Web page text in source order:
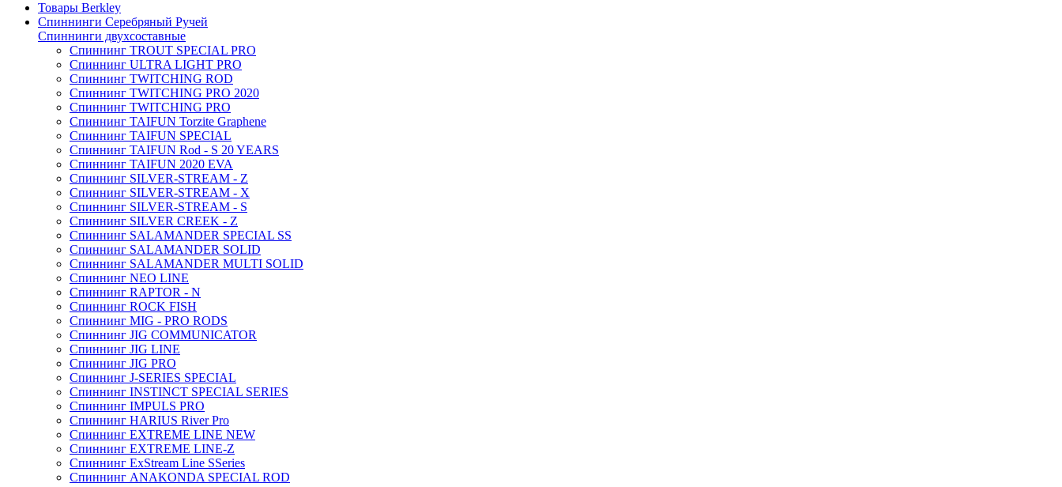
Товары Berkley
Спиннинги Серебряный Ручей
Спиннинги двухсоставные
Спиннинг TROUT SPECIAL PRO
Спиннинг ULTRA LIGHT PRO
Спиннинг TWITCHING ROD
Спиннинг TWITCHING PRO 2020
Спиннинг TWITCHING PRO
Спиннинг TAIFUN Torzite Graphene
Спиннинг TAIFUN SPECIAL
Спиннинг TAIFUN Rod - S 20 YEARS
Спиннинг TAIFUN 2020 EVA
Спиннинг SILVER-STREAM - Z
Спиннинг SILVER-STREAM - X
Спиннинг SILVER-STREAM - S
Спиннинг SILVER CREEK - Z
Спиннинг SALAMANDER SPECIAL SS
Спиннинг SALAMANDER SOLID
Спиннинг SALAMANDER MULTI SOLID
Спиннинг NEO LINE
Спиннинг RAPTOR - N
Спиннинг ROCK FISH
Спиннинг MIG - PRO RODS
Спиннинг JIG COMMUNICATOR
Спиннинг JIG LINE
Спиннинг JIG PRO
Спиннинг J-SERIES SPECIAL
Спиннинг INSTINCT SPECIAL SERIES
Спиннинг IMPULS PRO
Спиннинг HARIUS River Pro
Спиннинг EXTREME LINE NEW
Спиннинг EXTREME LINE-Z
Спиннинг ExStream Line SSeries
Спиннинг ANAKONDA SPECIAL ROD